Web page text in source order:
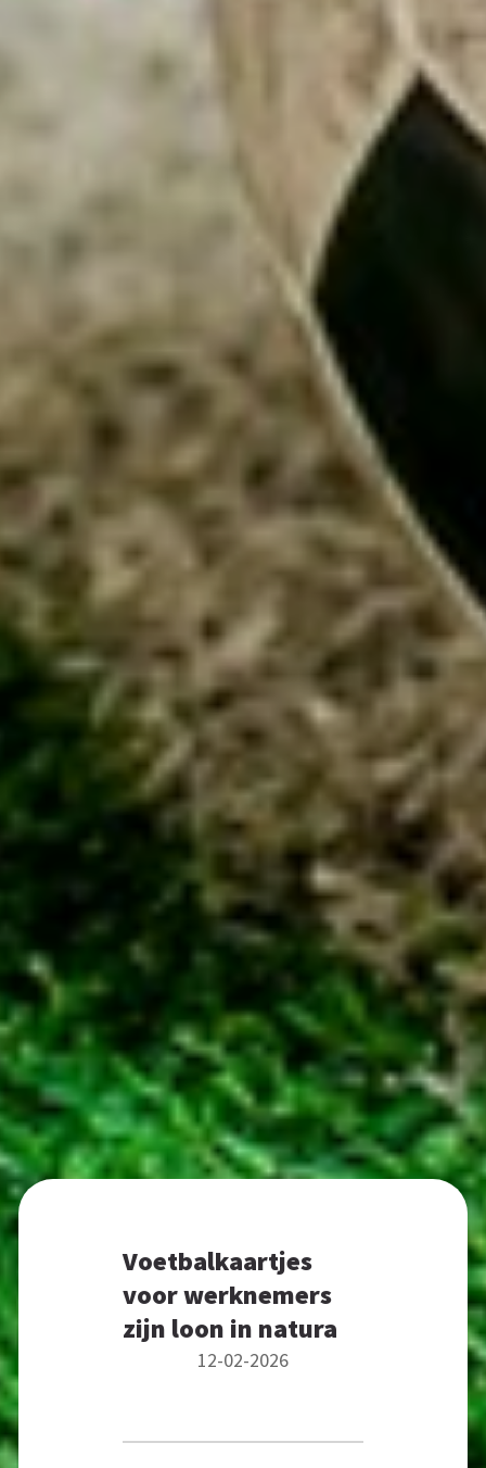
Voetbalkaartjes
voor werknemers
zijn loon in natura
12-02-2026